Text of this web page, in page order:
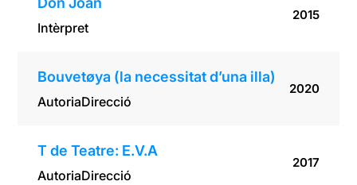
Intèrpret
2015
Bouvetøya (la necessitat d’una illa)
AutoriaDirecció
2020
T de Teatre: E.V.A
AutoriaDirecció
2017